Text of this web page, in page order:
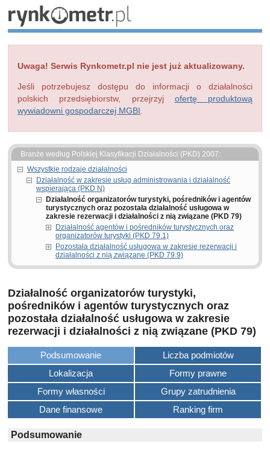
Uwaga! Serwis Rynkometr.pl nie jest już aktualizowany.
Jeśli potrzebujesz dostępu do informacji o działalności
polskich przedsiębiorstw, przejrzyj ofertę produktową
wywiadowni gospodarczej MGBI
Branże według Polskiej Klasyfikacji Działalności (PKD) 2007:
Wszystkie rodzaje działalności
Działalność w zakresie usług administrowania i działalność
wspierająca (PKD N)
Działalność organizatorów turystyki, pośredników i agentów
turystycznych oraz pozostała działalność usługowa w
zakresie rezerwacji i działalności z nią związane (PKD 79)
Działalność agentów i pośredników turystycznych oraz
organizatorów turystyki (PKD 79.1)
Pozostała działalność usługowa w zakresie rezerwacji i
działalności z nią związane (PKD 79.9)
Działalność organizatorów turystyki,
pośredników i agentów turystycznych oraz
pozostała działalność usługowa w zakresie
rezerwacji i działalności z nią związane (PKD 79)
Podsumowanie
Liczba podmiotów
Lokalizacja
Formy prawne
Formy własności
Grupy zatrudnienia
Dane finansowe
Ranking firm
Podsumowanie